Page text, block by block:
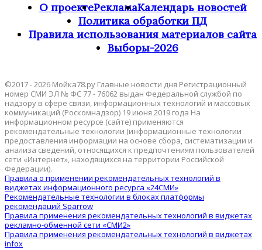
О проектеРекламаКалендарь новостей
Политика обработки ПД
Правила использования материалов сайта
Выборы-2026
©2017 - 2026 Мойка78.ру Главные новости дня Регистрационный
номер СМИ ЭЛ № ФС 77 - 76062 выдан Федеральной службой по
надзору в сфере связи, информационных технологий и массовых
коммуникаций (Роскомнадзор) 19 июня 2019 года На
информационном ресурсе (сайте) применяются
рекомендательные технологии (информационные технологии
предоставления информации на основе сбора, систематизации и
анализа сведений, относящихся к предпочтениям пользователей
сети «Интернет», находящихся на территории Российской
Федерации).
Правила о применении рекомендательных технологий в
виджетах информационного ресурса «24СМИ»
Рекомендательные технологии в блоках платформы
рекомендаций Sparrow
Правила применения рекомендательных технологий в виджетах
рекламно-обменной сети «СМИ2»
Правила применения рекомендательных технологий в виджетах
infox